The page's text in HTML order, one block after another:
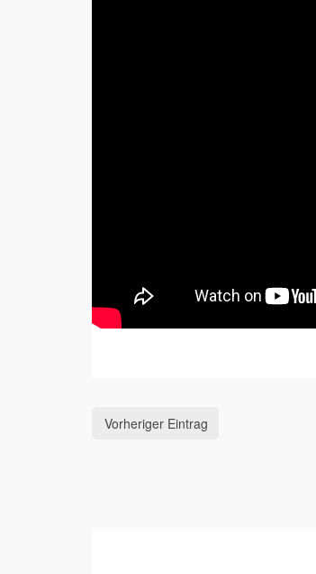
Vorheriger Eintrag